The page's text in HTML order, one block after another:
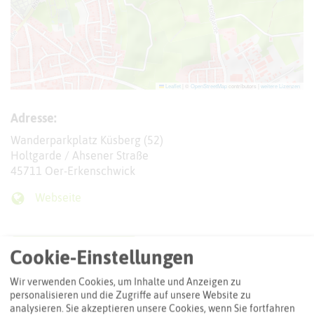
Leaflet OpenStreetMapcontributors | weitere Lizenzen
Adresse:
Wanderparkplatz Küsberg (52)
Holtgarde / Ahsener Straße
45711 Oer-Erkenschwick
Webseite
Interaktive Karte
Routenplanung zum Ziel:
Cookie-Einstellungen
Wir verwenden Cookies, um Inhalte und Anzeigen zu
personalisieren und die Zugriffe auf unsere Website zu
analysieren. Sie akzeptieren unsere Cookies, wenn Sie fortfahren